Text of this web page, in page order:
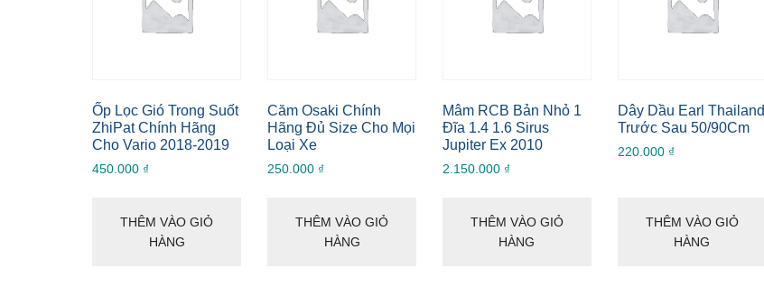
Ốp Lọc Gió Trong Suốt
ZhiPat Chính Hãng
Cho Vario 2018-2019
450.000 ₫
THÊM VÀO GIỎ
HÀNG
Căm Osaki Chính
Hãng Đủ Size Cho Mọi
Loại Xe
250.000 ₫
THÊM VÀO GIỎ
HÀNG
Mâm RCB Bản Nhỏ 1
Đĩa 1.4 1.6 Sirus
Jupiter Ex 2010
2.150.000 ₫
THÊM VÀO GIỎ
HÀNG
Dây Dầu Earl Thailand
Trước Sau 50/90Cm
220.000 ₫
THÊM VÀO GIỎ
HÀNG